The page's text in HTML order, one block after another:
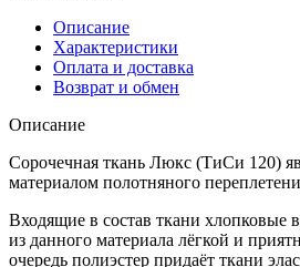
Описание
Характеристики
Оплата и доставка
Возврат и обмен
Описание
Сорочечная ткань Люкс (ТиСи 120)
материалом полотняного
Входящие в состав ткани хлопковые
из данного материала лёгкой и
очередь полиэстер придаёт ткани